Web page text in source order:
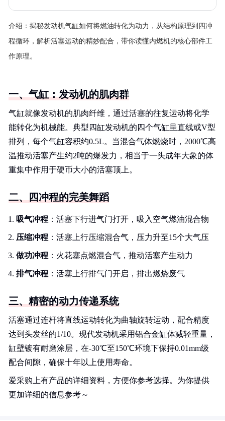
介绍： 揭秘发动机气缸如何将燃油转化为动力，从结构原理到四冲
程循环，解析活塞运动的精妙配合，带你读懂内燃机的核心部件工
作原理。
一、气缸：发动机的肌肉群
气缸就像发动机的肌肉纤维，通过活塞的往复运动将化学
能转化为机械能。典型四缸发动机的四个气缸呈直线或V型
排列，每个气缸容积约0.5L。当混合气体燃烧时，2000℃高
温推动活塞产生约2吨的爆发力，相当于一头成年大象的体
重集中作用于硬币大小的活塞顶上。
二、四冲程的完美舞蹈
吸气冲程 ：活塞下行进气门打开，吸入空气燃油混合物
压缩冲程 ：活塞上行压缩混合气，压力升至15个大气压
做功冲程 ：火花塞点燃混合气，推动活塞产生动力
排气冲程 ：活塞上行排气门开启，排出燃烧废气
三、精密的动力传递系统
活塞通过连杆将直线运动转化为曲轴旋转运动，配合精度
达到头发丝的1/10。现代发动机采用铝合金缸体减轻重量，
缸壁镀有耐磨涂层，在-30℃至150℃环境下保持0.01mm级
配合间隙，确保十年以上使用寿命。
爱采购上有产品的详细资料，方便你参考选择。为你提供
更加详细的信息参考～